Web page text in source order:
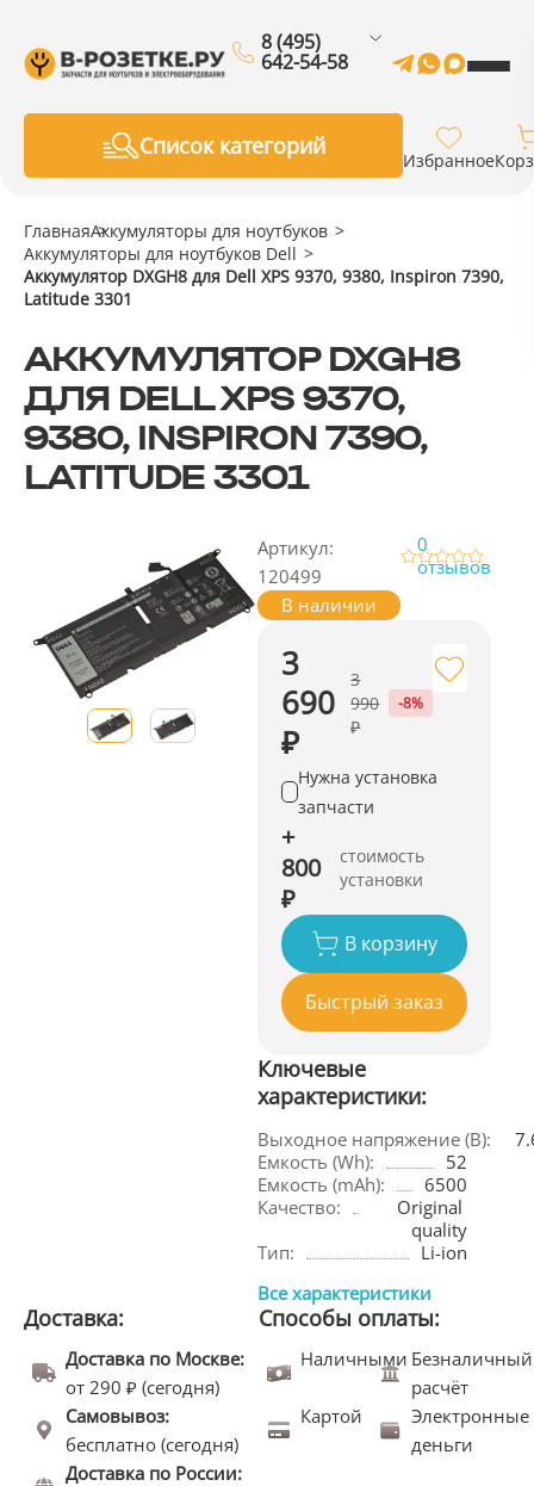
8 (495)
642-54-58
Список категорий
Избранное
ГлавнаяАккумуляторы для ноутбуков
Аккумуляторы для ноутбуков Dell
Аккумулятор DXGH8 для Dell XPS 9370, 9380, Inspiron 7390,
Latitude 3301
АККУМУЛЯТОР DXGH8
ДЛЯ DELL XPS 9370,
9380, INSPIRON 7390,
LATITUDE 3301
Артикул:
120499
В наличии
0
отзывов
3
690
₽
3
990
₽
-8%
Нужна установка
запчасти
+
800
₽
стоимость
установки
В корзину
Быстрый заказ
Ключевые
характеристики:
Выходное напряжение (В):
Емкость (Wh):
52
Емкость (mAh):
6500
Качество:
Original
quality
Тип:
Li-ion
Все характеристики
Доставка:
Доставка по Москве:
от 290 ₽ (сегодня)
Самовывоз:
бесплатно (сегодня)
Доставка по России:
Способы оплаты:
Наличными Безналичный
расчёт
Картой
Электронные
деньги